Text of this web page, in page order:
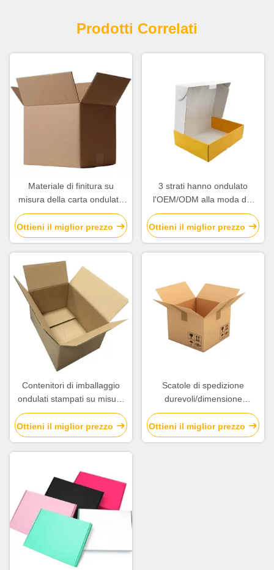
Prodotti Correlati
Materiale di finitura su
misura della carta ondulata
di Matt Laminatoin delle
scatole di spedizione di logo
Ottieni il miglior prezzo
3 strati hanno ondulato
l'OEM/ODM alla moda del
peso leggero del contenitore
di cartone disponibili
Ottieni il miglior prezzo
Contenitori di imballaggio
ondulati stampati su misura
per la
mostra/l'imballaggio/trasporto
Ottieni il miglior prezzo
Scatole di spedizione
durevoli/dimensione
d'imballaggio del contenitore
di cartone varia disponibile
Ottieni il miglior prezzo